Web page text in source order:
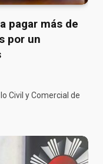
pagar más de
por un
Civil y Comercial de